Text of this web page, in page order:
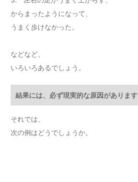
からまったようになって、
うまく歩けなかった。
などなど、
いろいろあるでしょう。
結果には、必ず現実的な原因があります
それでは、
次の例はどうでしょうか。